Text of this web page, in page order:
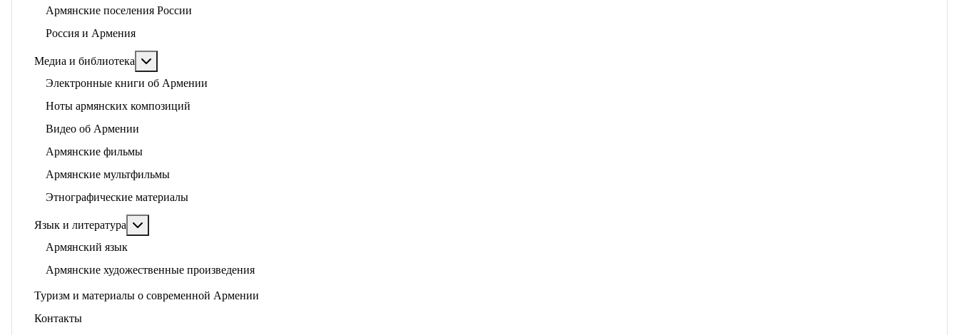
Армянские поселения России
Россия и Армения
Медиа и библиотека
Электронные книги об Армении
Ноты армянских композиций
Видео об Армении
Армянские фильмы
Армянские мультфильмы
Этнографические материалы
Язык и литература
Армянский язык
Армянские художественные произведения
Туризм и материалы о современной Армении
Контакты